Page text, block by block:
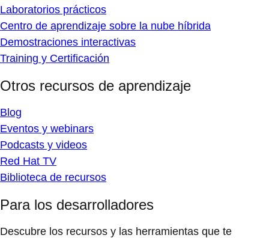
Laboratorios prácticos
Centro de aprendizaje sobre la nube híbrida
Demostraciones interactivas
Training y Certificación
Otros recursos de aprendizaje
Blog
Eventos y webinars
Podcasts y videos
Red Hat TV
Biblioteca de recursos
Para los desarrolladores
Descubre los recursos y las herramientas que te